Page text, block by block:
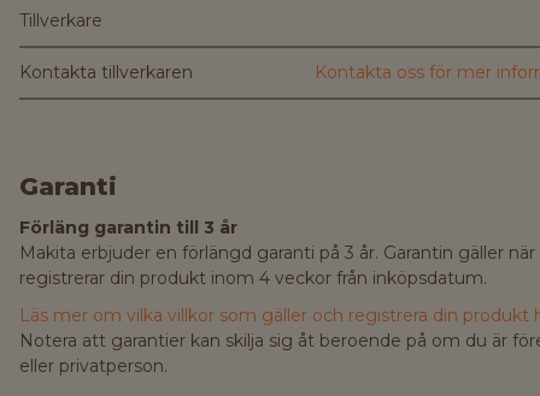
Tillverkare
Kontakta tillverkaren Kontakta oss för mer
Garanti
Förläng garantin till 3 år
Makita erbjuder en förlängd garanti på 3 år. Garantin gäller när
registrerar din produkt inom 4 veckor från inköpsdatum.
Läs mer om vilka villkor som gäller och registrera din produkt
Notera att garantier kan skilja sig åt beroende på om du är
eller privatperson.